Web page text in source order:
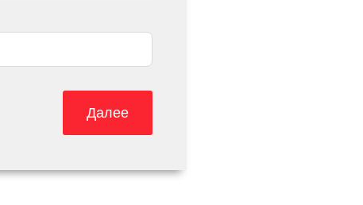
Далее